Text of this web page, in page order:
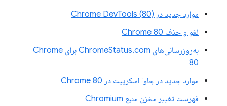
موارد جدید در Chrome DevTools (80)
لغو و حذف Chrome 80
به‌روزرسانی‌های ChromeStatus.com برای Chrome
80
موارد جدید در جاوا اسکریپت در Chrome 80
فهرست تغییر مخزن منبع Chromium